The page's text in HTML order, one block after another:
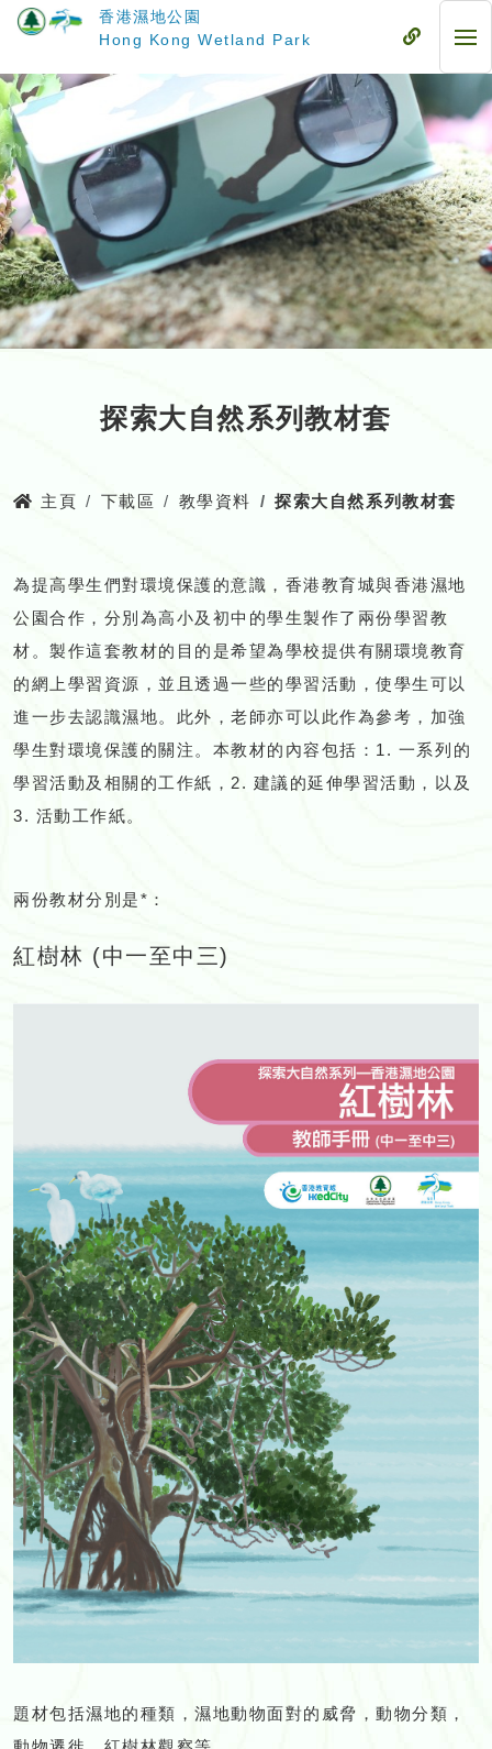
要
內
容
香港濕地公園
Hong Kong Wetland Park
流
式
目
錄
流
動
目
錄
探索大自然系列教材套
主頁 下載區 教學資料 探索大自然系列教材套
為提高學生們對環境保護的意識，香港教育城與香港濕地
公園合作，分別為高小及初中的學生製作了兩份學習教
材。製作這套教材的目的是希望為學校提供有關環境教育
的網上學習資源，並且透過一些的學習活動，使學生可以
進一步去認識濕地。此外，老師亦可以此作為參考，加強
學生對環境保護的關注。本教材的內容包括：1. 一系列的
學習活動及相關的工作紙，2. 建議的延伸學習活動，以及
3. 活動工作紙。
兩份教材分別是*：
紅樹林 (中一至中三)
題材包括濕地的種類，濕地動物面對的威脅，動物分類，